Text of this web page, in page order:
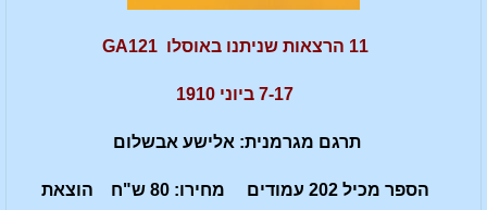
11 הרצאות שניתנו באוסלו GA121
7-17 ביוני 1910
תרגם מגרמנית: אלישע אבשלום
הספר מכיל 202 עמודים מחירו: 80 ש"ח הוצאת